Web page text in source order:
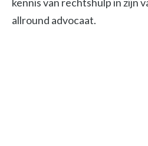
allround advocaat.